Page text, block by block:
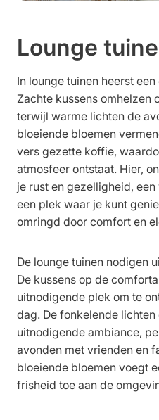
Lounge
In lounge tuinen heerst
Zachte kussens omhelzen
terwijl warme lichten de
bloeiende bloemen
vers gezette koffie,
atmosfeer ontstaat. Hier,
je rust en gezelligheid,
een plek waar je kunt
omringd door comfort en
De lounge tuinen nodigen
De kussens op de
uitnodigende plek om te
dag. De fonkelende
uitnodigende ambiance,
avonden met vrienden en
bloeiende bloemen voegt
frisheid toe aan de